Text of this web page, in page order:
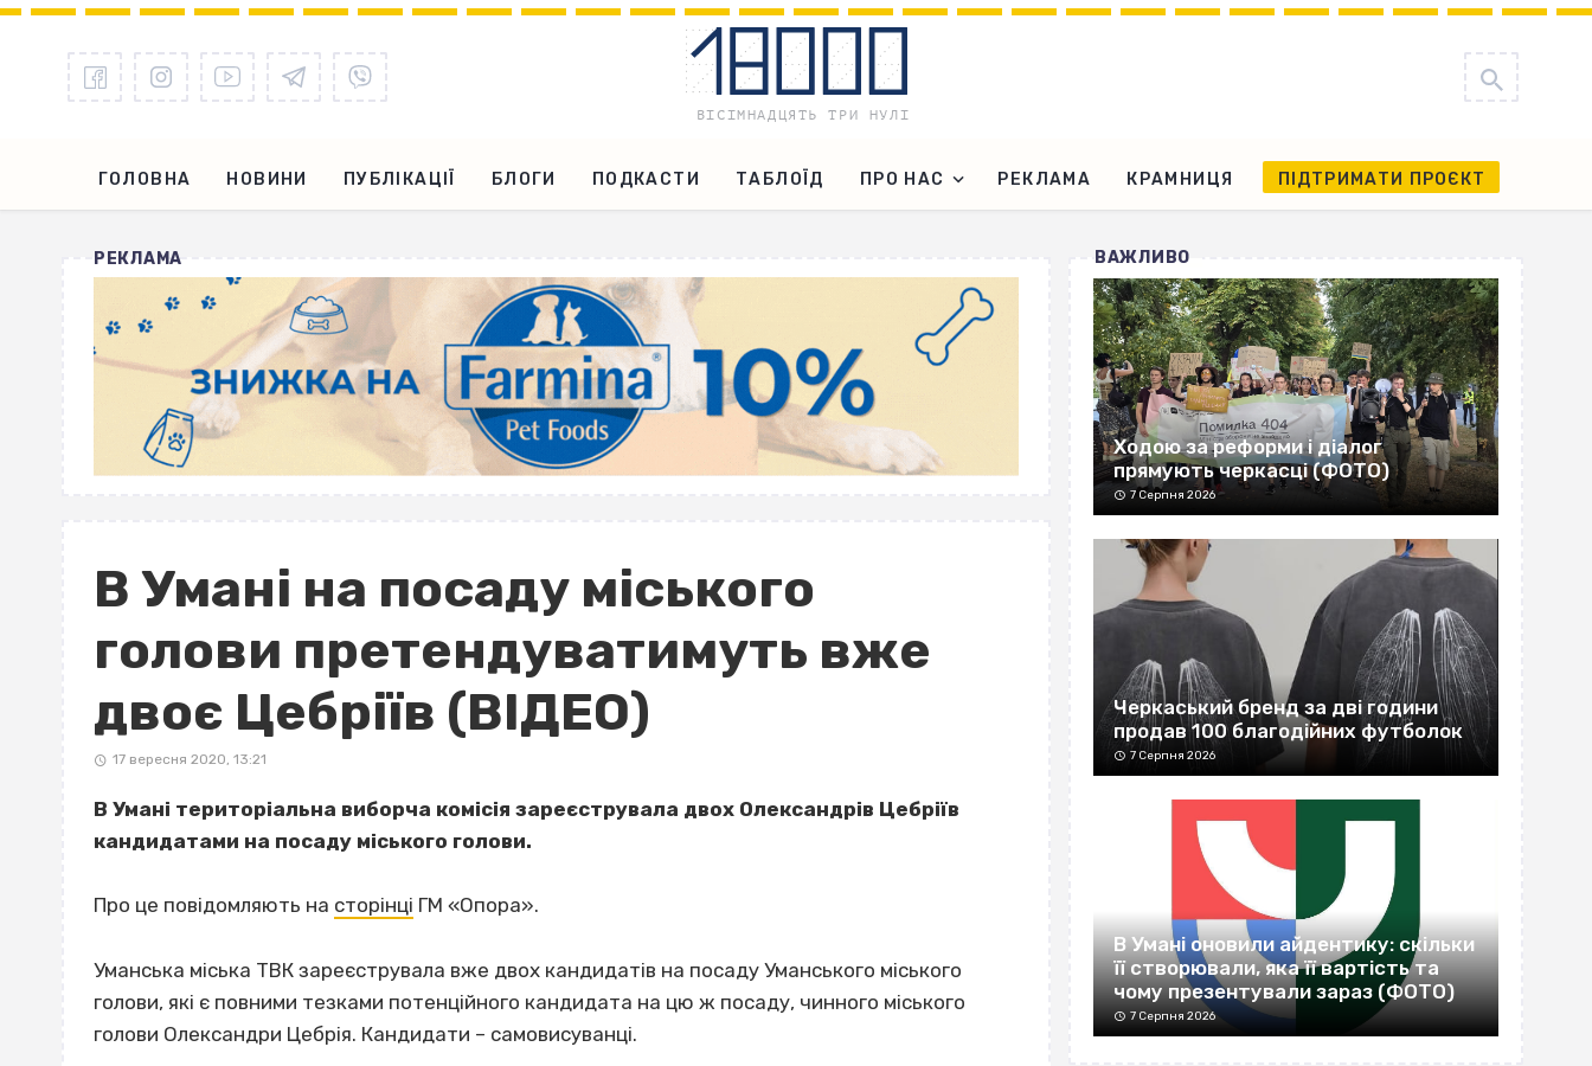
ГОЛОВНА НОВИНИ ПУБЛІКАЦІЇ БЛОГИ ПОДКАСТИ ТАБЛОЇД ПРО НАС РЕКЛАМА КРАМНИЦЯ ПІДТРИМАТИ ПРОЄКТ
РЕКЛАМА
В Умані на посаду міського
голови претендуватимуть вже
двоє Цебріїв (ВІДЕО)
17 вересня 2020, 13:21
В Умані територіальна виборча комісія зареєструвала двох Олександрів Цебріїв
кандидатами на посаду міського голови.
Про це повідомляють на сторінці ГМ «Опора».
Уманська міська ТВК зареєструвала вже двох кандидатів на посаду Уманського міського
голови, які є повними тезками потенційного кандидата на цю ж посаду, чинного міського
голови Олександри Цебрія. Кандидати – самовисуванці.
ВАЖЛИВО
Ходою за реформи і діалог
прямують черкасці (ФОТО)
7 Серпня 2026
Черкаський бренд за дві години
продав 100 благодійних футболок
7 Серпня 2026
В Умані оновили айдентику: скільки
її створювали, яка її вартість та
чому презентували зараз (ФОТО)
7 Серпня 2026